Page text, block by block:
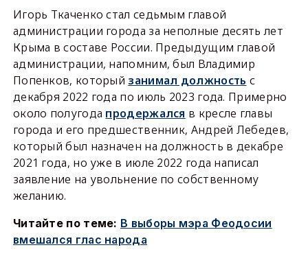
Игорь Ткаченко стал седьмым главой
администрации города за неполные десять лет
Крыма в составе России. Предыдущим главой
администрации, напомним, был Владимир
Попенков, который занимал должность с
декабря 2022 года по июль 2023 года. Примерно
около полугода продержался в кресле главы
города и его предшественник, Андрей Лебедев,
который был назначен на должность в декабре
2021 года, но уже в июле 2022 года написал
заявление на увольнение по собственному
желанию.
Читайте по теме: В выборы мэра Феодосии
вмешался глас народа